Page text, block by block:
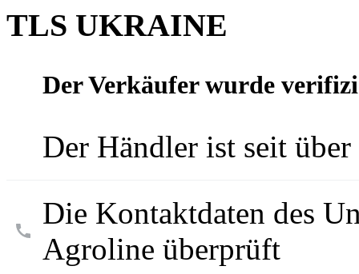
TLS UKRAINE
Der Verkäufer wurde
Der Händler ist seit
Die Kontaktdaten des
Agroline überprüft